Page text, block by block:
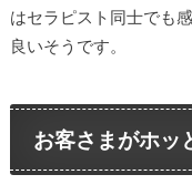
はセラピスト同士でも
良いそうです。
お客さまがホッ